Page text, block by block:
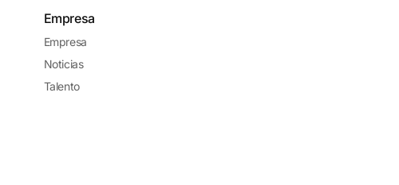
Empresa
Empresa
Noticias
Talento